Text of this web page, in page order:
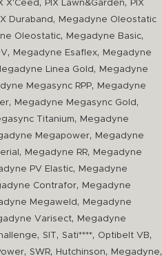
X'Ceed , PIX Lawn&Garden,
PIX
Duraband ,
Megadyne Oleostatic
Oleostatic, Megadyne Basic,
, Megadyne Esaflex,
Megadyne
Linea Gold ,
Megadyne
Megasync RPP,
Megadyne
, Megadyne Megasync Gold ,
Titanium,
Megadyne
Megapower,
Megadyne
, Megadyne RR,
Megadyne
PV Elastic,
Megadyne
Contrafor,
Megadyne
Megaweld ,
Megadyne
Varisect,
Megadyne
, SIT , Sati****, Optibelt VB,
, SWR, Hutchinson, Megadyne,